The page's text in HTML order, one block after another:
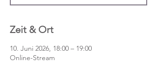
Zeit & Ort
10. Juni 2026, 18:00 – 19:00
Online-Stream